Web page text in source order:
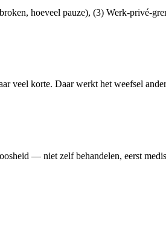
hoeveel pauze), (3) Werk-privé-
veel korte. Daar werkt het weefsel
— niet zelf behandelen, eerst